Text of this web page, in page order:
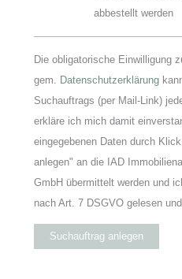
abbestellt werden
Die obligatorische Einwilligung
gem. Datenschutzerklärung
Suchauftrags (per Mail-Link)
erkläre ich mich damit
eingegebenen Daten durch
anlegen" an die IAD
GmbH übermittelt werden und
nach Art. 7 DSGVO gelesen
Suchauftrag anlegen